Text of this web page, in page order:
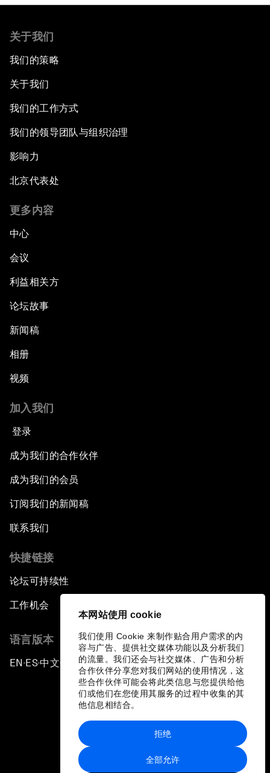
本网站使用 cookie
我们使用 Cookie 来制作贴合用户需求的内
容与广告、提供社交媒体功能以及分析我们
的流量。我们还会与社交媒体、广告和分析
合作伙伴分享您对我们网站的使用情况，这
些合作伙伴可能会将此类信息与您提供给他
们或他们在您使用其服务的过程中收集的其
他信息相结合。
全部允许
拒绝
关于我们
我们的策略
关于我们
我们的工作方式
我们的领导团队与组织治理
影响力
北京代表处
更多内容
中心
会议
利益相关方
论坛故事
新闻稿
相册
视频
加入我们
登录
成为我们的合作伙伴
成为我们的会员
订阅我们的新闻稿
联系我们
快捷链接
论坛可持续性
工作机会
语言版本
EN ▪ES▪中文▪ 日本語
站点地图